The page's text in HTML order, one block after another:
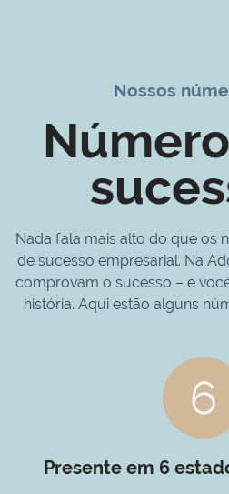
Nossos
Nada fala mais alto do que os
de sucesso empresarial. Na
comprovam o sucesso – e
história. Aqui estão alguns
Presente em 6